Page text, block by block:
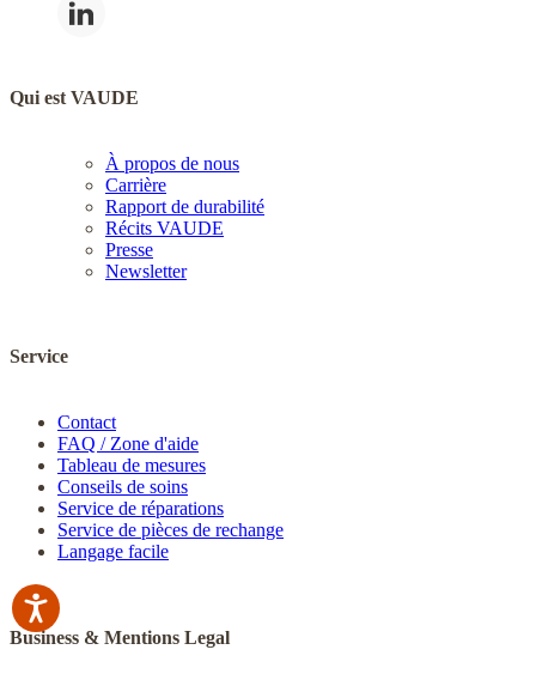
Qui est VAUDE
À propos de nous
Carrière
Rapport de durabilité
Récits VAUDE
Presse
Newsletter
Service
Contact
FAQ / Zone d'aide
Tableau de mesures
Conseils de soins
Service de réparations
Service de pièces de rechange
Langage facile
Business & Mentions Legal